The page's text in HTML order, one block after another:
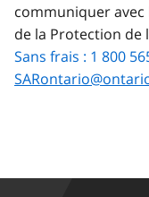
communiquer avec
de la Protection de
Sans frais : 1 800